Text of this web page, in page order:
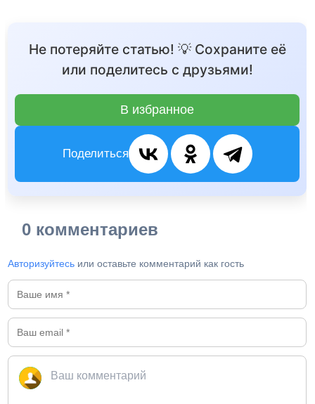
Не потеряйте статью! 💡 Сохраните её
или поделитесь с друзьями!
В избранное
Поделиться
0 комментариев
Авторизуйтесь или оставьте комментарий как гость